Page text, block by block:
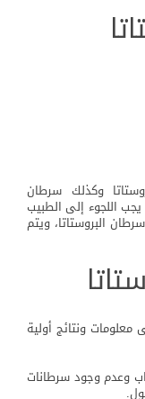
وكذلك سرطان
يجب اللجوء إلى الطبيب
البروستاتا، ويتم
ونتائج أولية
وعدم وجود سرطانات